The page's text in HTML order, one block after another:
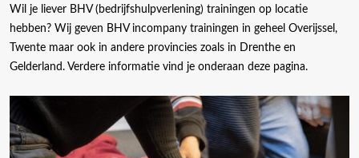
Wil je liever BHV (bedrijfshulpverlening) trainingen op locatie
hebben? Wij geven BHV incompany trainingen in geheel Overijssel,
Twente maar ook in andere provincies zoals in Drenthe en
Gelderland. Verdere informatie vind je onderaan deze pagina.